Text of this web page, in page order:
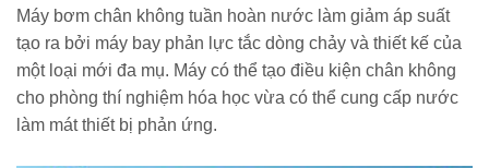
Máy bơm chân không tuần hoàn nước làm giảm áp suất
tạo ra bởi máy bay phản lực tắc dòng chảy và thiết kế của
một loại mới đa mụ. Máy có thể tạo điều kiện chân không
cho phòng thí nghiệm hóa học vừa có thể cung cấp nước
làm mát thiết bị phản ứng.